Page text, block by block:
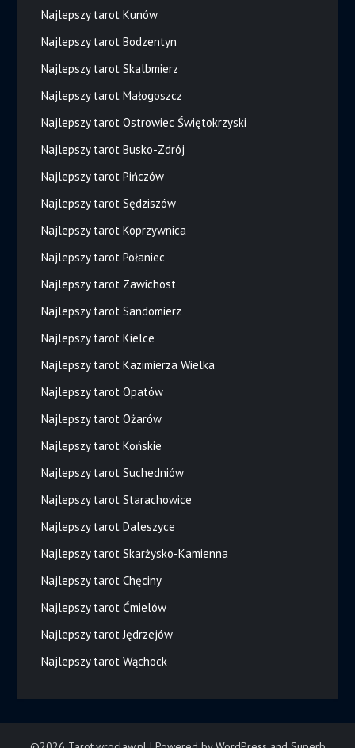
Najlepszy tarot Kunów
Najlepszy tarot Bodzentyn
Najlepszy tarot Skalbmierz
Najlepszy tarot Małogoszcz
Najlepszy tarot Ostrowiec Świętokrzyski
Najlepszy tarot Busko-Zdrój
Najlepszy tarot Pińczów
Najlepszy tarot Sędziszów
Najlepszy tarot Koprzywnica
Najlepszy tarot Połaniec
Najlepszy tarot Zawichost
Najlepszy tarot Sandomierz
Najlepszy tarot Kielce
Najlepszy tarot Kazimierza Wielka
Najlepszy tarot Opatów
Najlepszy tarot Ożarów
Najlepszy tarot Końskie
Najlepszy tarot Suchedniów
Najlepszy tarot Starachowice
Najlepszy tarot Daleszyce
Najlepszy tarot Skarżysko-Kamienna
Najlepszy tarot Chęciny
Najlepszy tarot Ćmielów
Najlepszy tarot Jędrzejów
Najlepszy tarot Wąchock